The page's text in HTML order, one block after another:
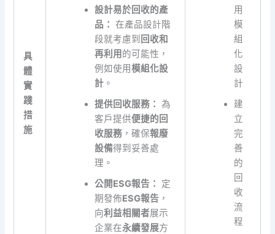
具
體
實
踐
措
施
設計易於回收的產
品： 在產品設計階
段就考慮到 回收和
再利用 的可能性，
例如使用模組化設
計。
提供回收服務： 為
客戶提供便捷的回
收服務，確保報廢
設備得到妥善處
理。
公開ESG報告：
定
期發佈ESG報告，
向利益相關者展示
企業在永續發展方
用
模
組
化
設
計
建
立
完
善
的
回
收
流
程